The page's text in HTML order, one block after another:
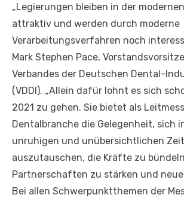
„Legierungen bleiben in der
attraktiv und werden durch moderne
Verarbeitungsverfahren noch
Mark Stephen Pace,
Verbandes der Deutschen Dental-
(VDDI). „Allein dafür lohnt es sich
2021 zu gehen. Sie bietet als
Dentalbranche die Gelegenheit, sich
unruhigen und unübersichtlichen Zeit
auszutauschen, die Kräfte zu
Partnerschaften zu stärken und
Bei allen Schwerpunktthemen der